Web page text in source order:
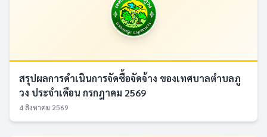
สรุปผลการดำเนินการจัดซื้อจัดจ้าง ของเทศบาลตำบลภู
วง ประจำเดือน กรกฎาคม 2569
4 สิงหาคม 2569